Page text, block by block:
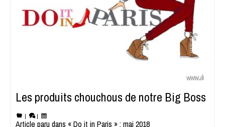
Les produits chouchous de notre Big Boss
| |
Article paru dans « Do it in Paris » : mai 2018